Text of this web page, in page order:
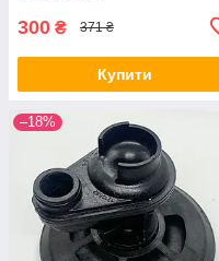
300 ₴ 371 ₴
Купити
–18%